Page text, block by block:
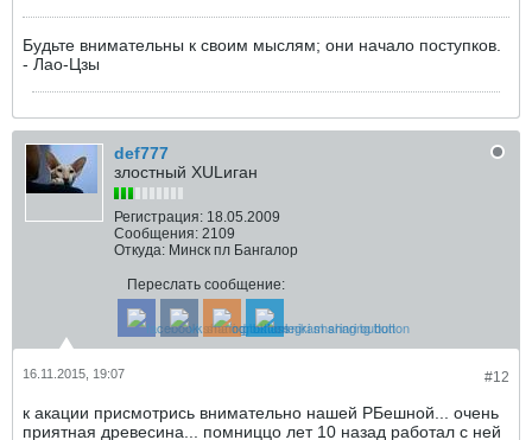
Будьте внимательны к своим мыслям; они начало поступков.
- Лао-Цзы
def777
злостный ХULиган
Регистрация: 18.05.2009
Сообщения: 2109
Откуда: Минск пл Бангалор
Переслать сообщение:
#12
16.11.2015, 19:07
к акации присмотрись внимательно нашей РБешной... очень
приятная древесина... помниццо лет 10 назад работал с ней